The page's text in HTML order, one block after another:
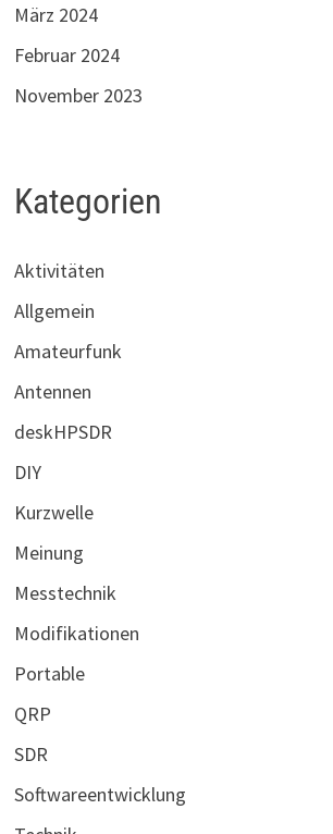
März 2024
Februar 2024
November 2023
Kategorien
Aktivitäten
Allgemein
Amateurfunk
Antennen
deskHPSDR
DIY
Kurzwelle
Meinung
Messtechnik
Modifikationen
Portable
QRP
SDR
Softwareentwicklung